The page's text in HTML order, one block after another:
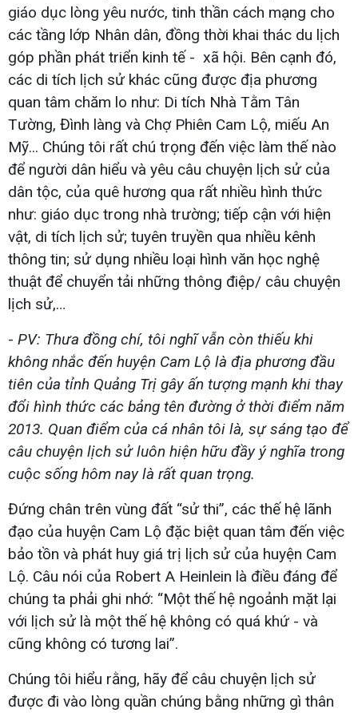
giáo dục lòng yêu nước, tinh thần cách mạng cho
các tầng lớp Nhân dân, đồng thời khai thác du lịch
góp phần phát triển kinh tế - xã hội. Bên cạnh đó,
các di tích lịch sử khác cũng được địa phương
quan tâm chăm lo như: Di tích Nhà Tằm Tân
Tường, Đình làng và Chợ Phiên Cam Lộ, miếu An
Mỹ... Chúng tôi rất chú trọng đến việc làm thế nào
để người dân hiểu và yêu câu chuyện lịch sử của
dân tộc, của quê hương qua rất nhiều hình thức
như: giáo dục trong nhà trường; tiếp cận với hiện
vật, di tích lịch sử; tuyên truyền qua nhiều kênh
thông tin; sử dụng nhiều loại hình văn học nghệ
thuật để chuyển tải những thông điệp/ câu chuyện
lịch sử,…
- PV: Thưa đồng chí, tôi nghĩ vẫn còn thiếu khi
không nhắc đến huyện Cam Lộ là địa phương đầu
tiên của tỉnh Quảng Trị gây ấn tượng mạnh khi thay
đổi hình thức các bảng tên đường ở thời điểm năm
2013. Quan điểm của cá nhân tôi là, sự sáng tạo để
câu chuyện lịch sử luôn hiện hữu đầy ý nghĩa trong
cuộc sống hôm nay là rất quan trọng.
Đứng chân trên vùng đất “sử thi”, các thế hệ lãnh
đạo của huyện Cam Lộ đặc biệt quan tâm đến việc
bảo tồn và phát huy giá trị lịch sử của huyện Cam
Lộ. Câu nói của Robert A Heinlein là điều đáng để
chúng ta phải ghi nhớ: “Một thế hệ ngoảnh mặt lại
với lịch sử là một thế hệ không có quá khứ - và
cũng không có tương lai”.
Chúng tôi hiểu rằng, hãy để câu chuyện lịch sử
được đi vào lòng quần chúng bằng những gì thân